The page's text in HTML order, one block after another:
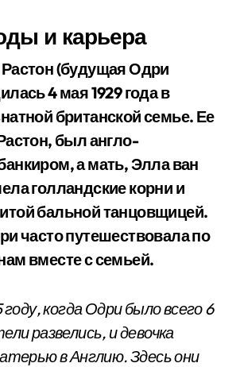
и карьера
(будущая Одри
4 мая 1929 года в
британской семье. Ее
был англо-
а мать, Элла ван
голландские корни и
бальной танцовщицей.
часто путешествовала по
вместе с семьей.
году, когда Одри было всего 6
развелись, и девочка
в Англию. Здесь они